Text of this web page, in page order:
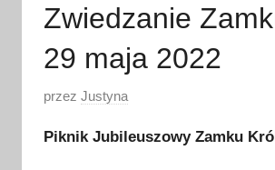
Zwiedzanie
29 maja 2022
O
u
przez Justyna
Piknik Jubileuszowy Zamku